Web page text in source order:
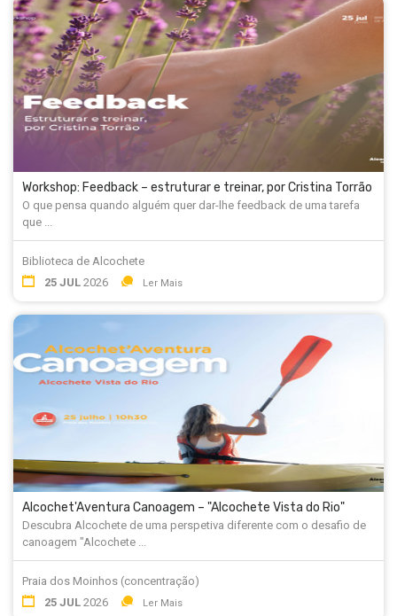
Workshop: Feedback – estruturar e treinar, por Cristina Torrão
O que pensa quando alguém quer dar-lhe feedback de uma tarefa
que ...
Biblioteca de Alcochete
25 JUL 2026 Ler Mais
Alcochet'Aventura Canoagem – "Alcochete Vista do Rio"
Descubra Alcochete de uma perspetiva diferente com o desafio de
canoagem "Alcochete ...
Praia dos Moinhos (concentração)
25 JUL 2026 Ler Mais